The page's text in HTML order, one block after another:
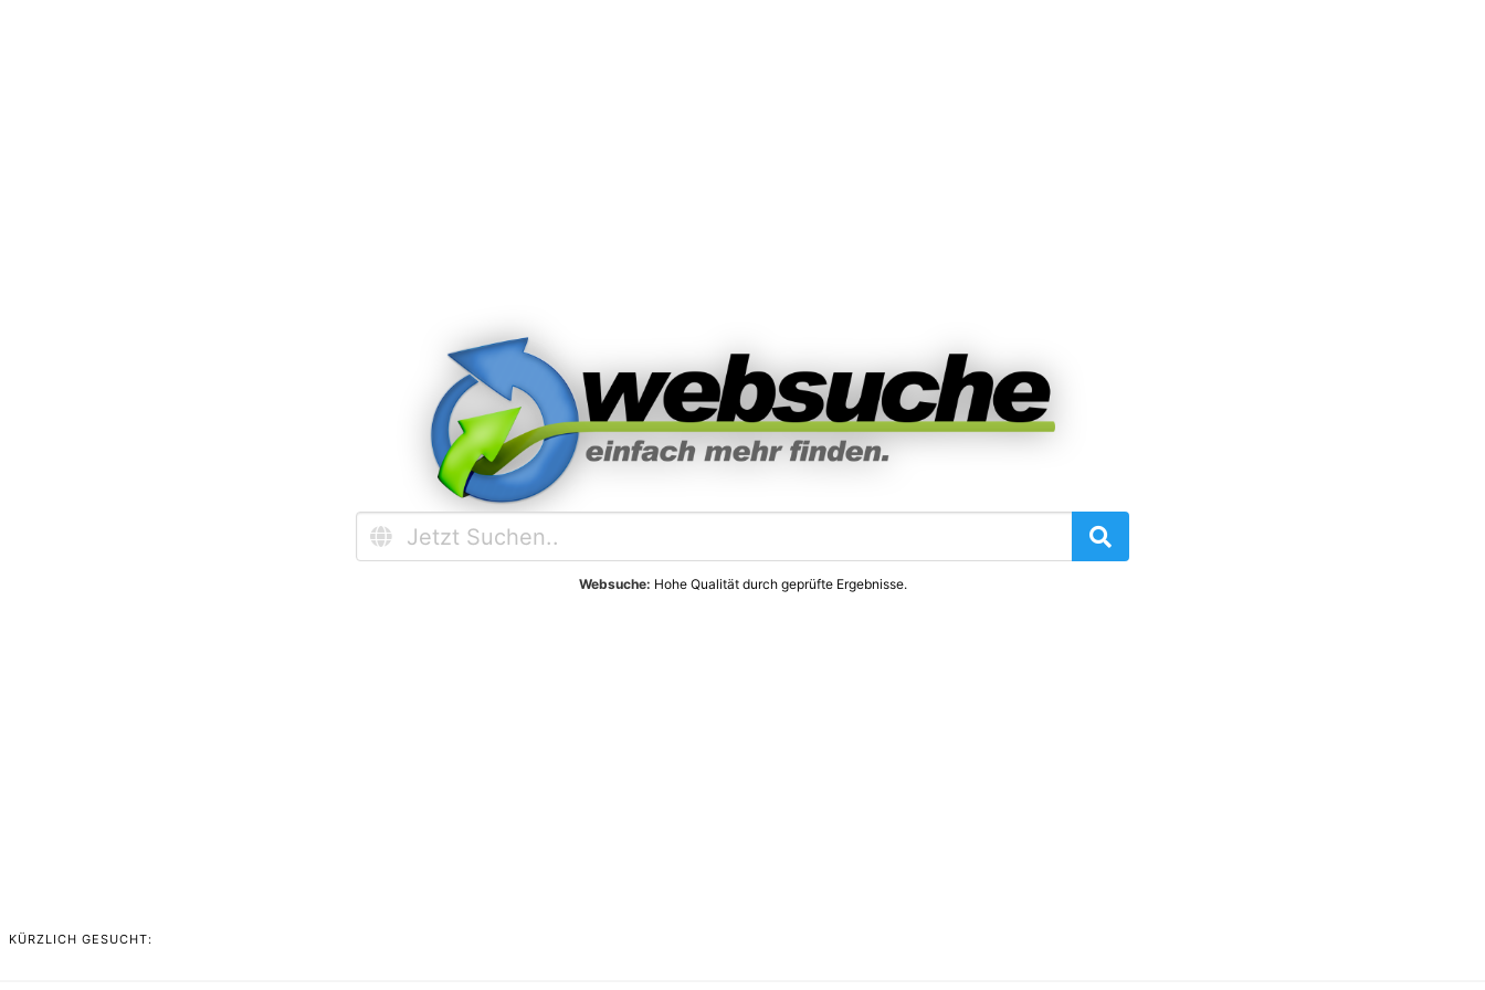
Websuche: Hohe Qualität durch geprüfte Ergebnisse.
KÜRZLICH GESUCHT: